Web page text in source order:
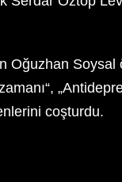
Soysal
coşturdu.